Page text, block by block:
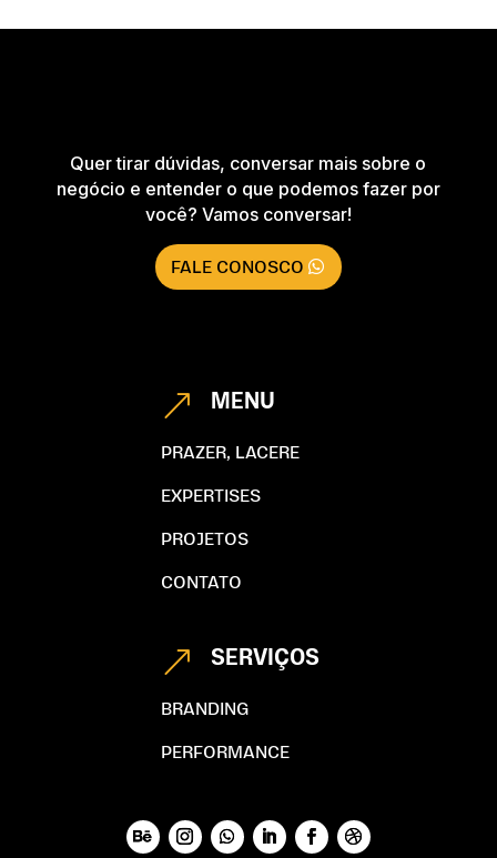
Quer tirar dúvidas, conversar mais sobre o
negócio e entender o que podemos fazer por
você? Vamos conversar!
FALE CONOSCO
& MENU
PRAZER, LACERE
EXPERTISES
PROJETOS
CONTATO
& SERVIÇOS
BRANDING
PERFORMANCE